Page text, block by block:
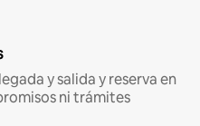
y salida y reserva en
ni trámites